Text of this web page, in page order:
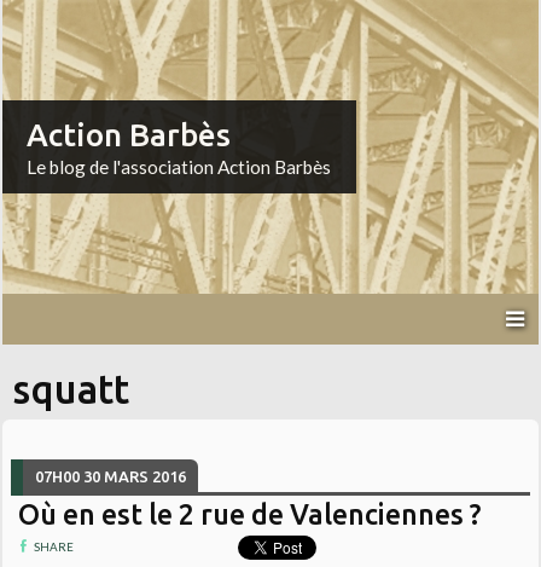
Action Barbès
Le blog de l'association Action Barbès
squatt
07H00 30 MARS 2016
Où en est le 2 rue de Valenciennes ?
SHARE